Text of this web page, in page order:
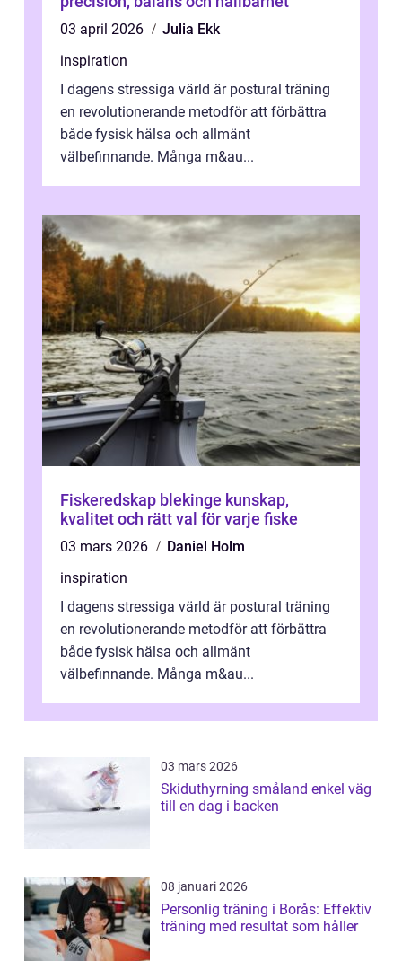
03 april 2026
Julia Ekk
inspiration
I dagens stressiga värld är postural träning
en revolutionerande metodför att förbättra
både fysisk hälsa och allmänt
välbefinnande. Många m&au...
Fiskeredskap blekinge kunskap,
kvalitet och rätt val för varje fiske
03 mars 2026
Daniel Holm
inspiration
I dagens stressiga värld är postural träning
en revolutionerande metodför att förbättra
både fysisk hälsa och allmänt
välbefinnande. Många m&au...
03 mars 2026
Skiduthyrning småland enkel väg
till en dag i backen
08 januari 2026
Personlig träning i Borås: Effektiv
träning med resultat som håller